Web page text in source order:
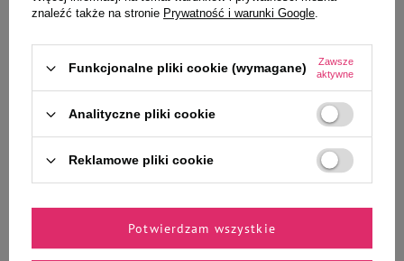
i kota kość czarna z obramówką S
44,90 zł
- +
32,69 zł
Do koszyka
znaleźć także na stronie Prywatność i warunki Google.
Funkcjonalne pliki cookie (wymagane)
Zawsze
aktywne
Analityczne pliki cookie
Reklamowe pliki cookie
Potwierdzam wszystkie